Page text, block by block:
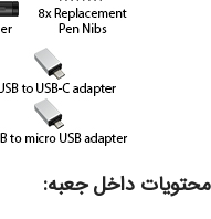
محتویات داخل جعبه: